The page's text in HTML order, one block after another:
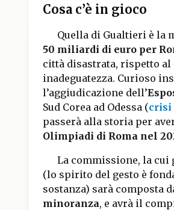
Cosa c’è in gioco
Quella di Gualtieri è la
50 miliardi di euro per
città disastrata, rispetto
inadeguatezza. Curioso
l’aggiudicazione dell’
Sud Corea ad Odessa (crisi
passerà alla storia per
Olimpiadi di Roma nel
La commissione, la cui
(lo spirito del gesto è
sostanza) sarà composta
minoranza, e avrà il